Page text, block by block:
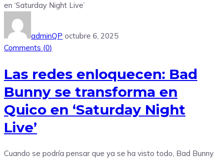
adminQP octubre 6, 2025
Comments (0)
Las redes enloquecen: Bad
Bunny se transforma en
Quico en ‘Saturday Night
Live’
Cuando se podría pensar que ya se ha visto todo, Bad Bunny